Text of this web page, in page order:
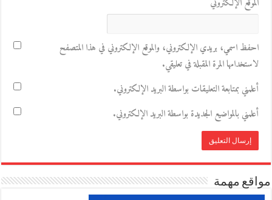
احفظ اسمي، بريدي الإلكتروني، والموقع الإلكتروني في هذا المتصفح
لاستخدامها المرة المقبلة في تعليقي.
أعلمني بمتابعة التعليقات بواسطة البريد الإلكتروني.
أعلمني بالمواضيع الجديدة بواسطة البريد الإلكتروني.
مواقع مهمة